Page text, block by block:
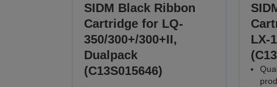
SIDM Black Ribbon
Cartridge for LQ-
350/300+/300+II,
Dualpack
(C13S015646)
LX-